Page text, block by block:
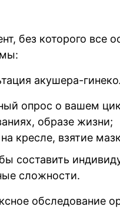
без которого все
акушера-
опрос о вашем
образе жизни;
кресле, взятие
составить
сложности.
обследование